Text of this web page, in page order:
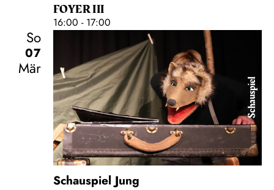
FOYER III
16:00 - 17:00
So
07
Mär
Schauspiel
Schauspiel Jung